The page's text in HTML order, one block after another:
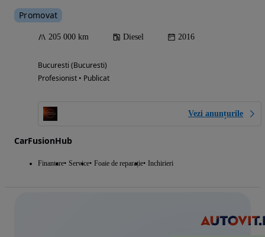
Promovat
205 000 km Diesel 2016
Bucuresti (Bucuresti)
Profesionist • Publicat
Vezi anunțurile
CarFusionHub
Finantare Service Foaie de reparație Inchirieri